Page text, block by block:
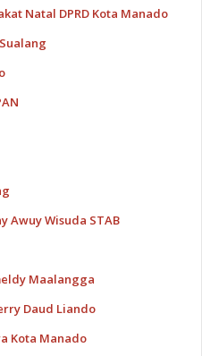
Natal DPRD Kota Manado
Awuy Wisuda STAB
Maalangga
Daud Liando
Kota Manado